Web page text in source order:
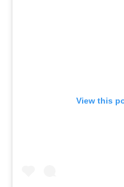
View this